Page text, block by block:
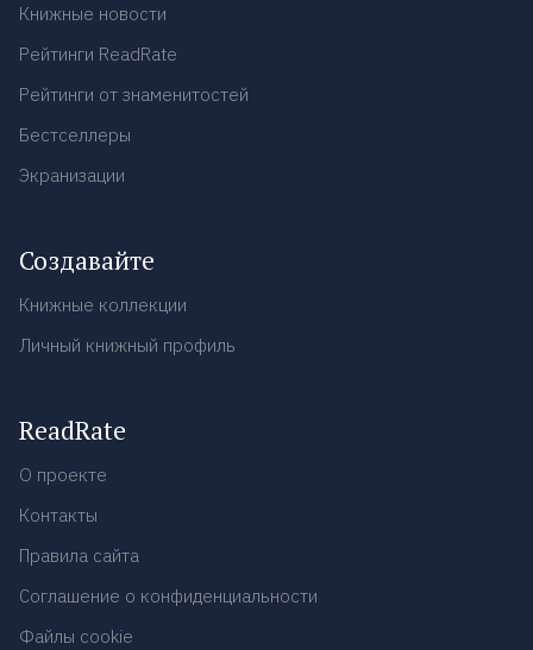
Книжные новости
Рейтинги ReadRate
Рейтинги от знаменитостей
Бестселлеры
Экранизации
Создавайте
Книжные коллекции
Личный книжный профиль
ReadRate
О проекте
Контакты
Правила сайта
Соглашение о конфиденциальности
Файлы cookie